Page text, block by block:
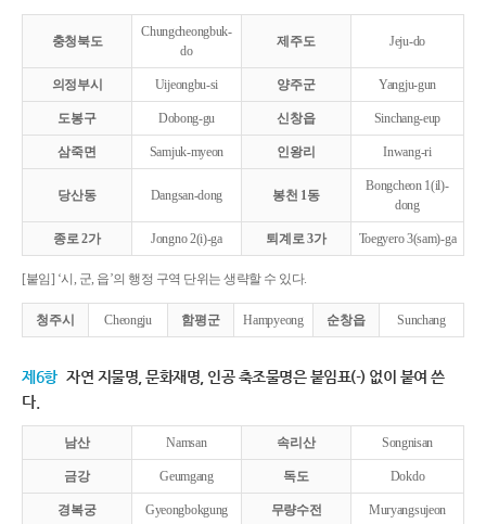
충청북도
Chungcheongbuk-
do
제주도 Jeju-do
의정부시 Uijeongbu-si 양주군 Yangju-gun
도봉구 Dobong-gu 신창읍 Sinchang-eup
삼죽면 Samjuk-myeon 인왕리 Inwang-ri
당산동 Dangsan-dong 봉천 1동
Bongcheon 1(il)-
dong
종로 2가 Jongno 2(i)-ga 퇴계로 3가 Toegyero 3(sam)-ga
[붙임] ‘시, 군, 읍’의 행정 구역 단위는 생략할 수 있다.
청주시 Cheongju 함평군 Hampyeong 순창읍 Sunchang
제6항 자연 지물명, 문화재명, 인공 축조물명은 붙임표(-) 없이 붙여 쓴
다.
남산 Namsan 속리산 Songnisan
금강 Geumgang 독도 Dokdo
경복궁 Gyeongbokgung 무량수전 Muryangsujeon